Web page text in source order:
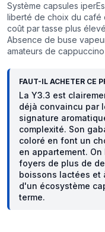
Système capsules
liberté de choix du café
coût par tasse plus
Absence de buse
amateurs de
FAUT-IL ACHETER CE
La Y3.3 est
déjà convaincu par
signature
complexité. Son
coloré en font un
en appartement.
foyers de plus de
boissons lactées et
d'un écosystème
terme.